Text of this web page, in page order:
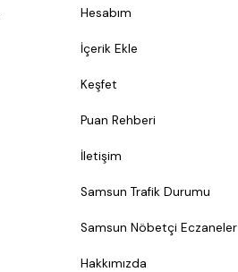
Hesabım
İçerik Ekle
Keşfet
Puan Rehberi
İletişim
Samsun Trafik Durumu
Samsun Nöbetçi Eczaneler
Hakkımızda